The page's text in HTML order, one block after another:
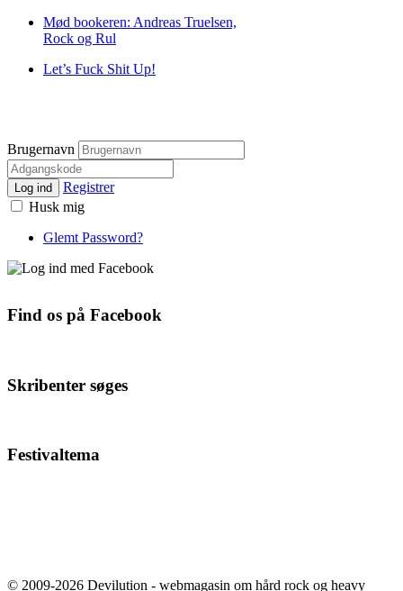
Mød bookeren: Andreas Truelsen,
Rock og Rul
Let’s Fuck Shit Up!
Brugernavn
Log ind
Registrer
Husk mig
Glemt Password?
Find os på Facebook
Skribenter søges
Festivaltema
© 2009-2026 Devilution - webmagasin om hård rock og heavy